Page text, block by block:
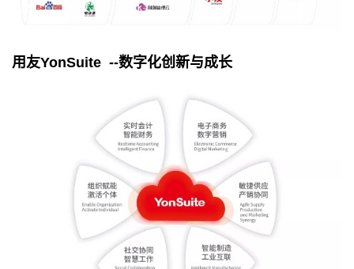
用友YonSuite --数字化创新与成长